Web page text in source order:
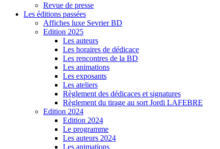
Revue de presse
Les éditions passées
Affiches luxe Sevrier BD
Edition 2025
Les auteurs
Les horaires de dédicace
Les rencontres de la BD
Les animations
Les exposants
Les ateliers
Règlement des dédicaces et signatures
Règlement du tirage au sort Jordi LAFEBRE
Edition 2024
Edition 2024
Le programme
Les auteurs 2024
Les animations